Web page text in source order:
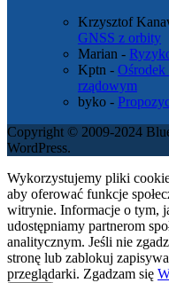
Krzysztof
GNSS z orbity
Marian -
Kptn - Ośrodek
rządowym
byko -
Copyright © 2009-2024
WordPress.
Wykorzystujemy pliki
aby oferować funkcje
witrynie. Informacje o tym,
udostępniamy partnerom
analitycznym. Jeśli nie
stronę lub zablokuj
przeglądarki. Zgadzam się